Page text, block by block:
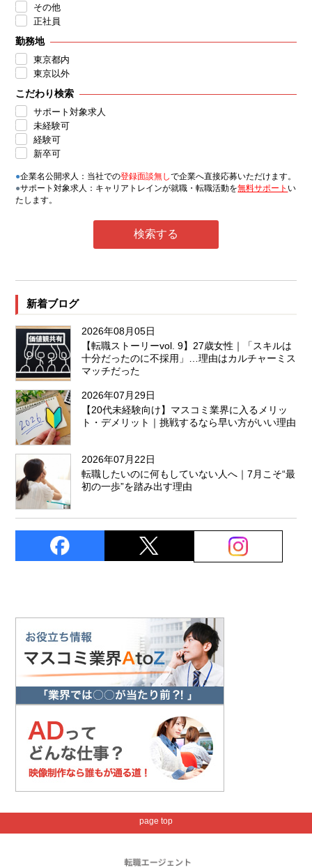
その他
正社員
勤務地
東京都内
東京以外
こだわり検索
サポート対象求人
未経験可
経験可
新卒可
●企業名公開求人：当社での登録面談無しで企業へ直接応募いただけます。
●サポート対象求人：キャリアトレインが就職・転職活動を無料サポート い
たします。
新着ブログ
2026年08月05日
【転職ストーリーvol. 9】27歳女性｜「スキルは
十分だったのに不採用」…理由はカルチャーミス
マッチだった
2026年07月29日
【20代未経験向け】マスコミ業界に入るメリッ
ト・デメリット｜挑戦するなら早い方がいい理由
2026年07月22日
転職したいのに何もしていない人へ｜7月こそ“最
初の一歩”を踏み出す理由
page top